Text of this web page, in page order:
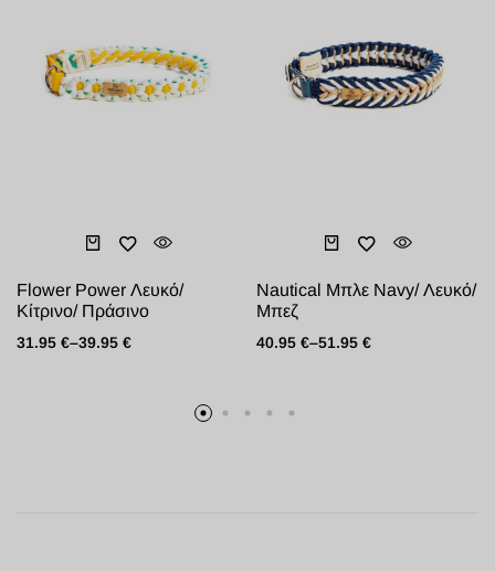
Flower Power Λευκό/
Κίτρινο/ Πράσινο
31.95 €–39.95 €
Nautical Μπλε Navy/ Λευκό/
Μπεζ
40.95 €–51.95 €